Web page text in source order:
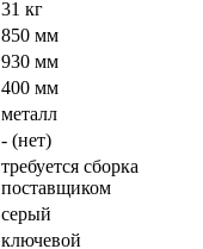
31 кг
850 мм
930 мм
400 мм
металл
- (нет)
требуется сборка
поставщиком
серый
ключевой